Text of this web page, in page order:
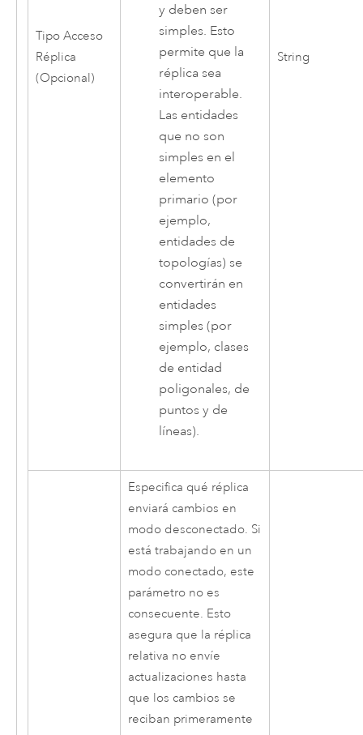
Tipo Acceso
Réplica
(Opcional)
y deben ser
simples. Esto
permite que la
réplica sea
interoperable.
Las entidades
que no son
simples en el
elemento
primario (por
ejemplo,
entidades de
topologías) se
convertirán en
entidades
simples (por
ejemplo, clases
de entidad
poligonales, de
puntos y de
líneas).
String
Especifica qué réplica
enviará cambios en
modo desconectado. Si
está trabajando en un
modo conectado, este
parámetro no es
consecuente. Esto
asegura que la réplica
relativa no envíe
actualizaciones hasta
que los cambios se
reciban primeramente